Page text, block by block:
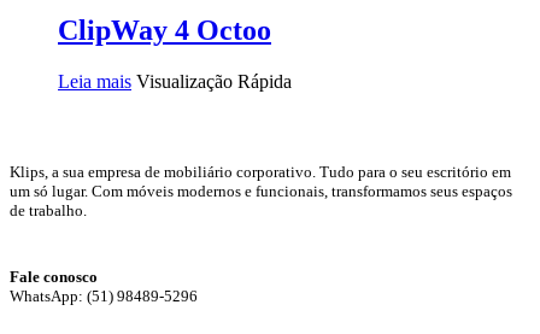
ClipWay 4 Octoo
Leia mais Visualização Rápida
Klips, a sua empresa de mobiliário corporativo. Tudo para o seu escritório em
um só lugar. Com móveis modernos e funcionais, transformamos seus espaços
de trabalho.
Fale conosco
WhatsApp: (51) 98489-5296